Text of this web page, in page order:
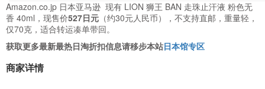
Amazon.co.jp 日本亚马逊 现有 LION 狮王 BAN 走珠止汗液 粉色无
香 40ml，现售价527日元 （约30元人民币），不支持直邮，重量轻，
仅70克，适合转运凑单带回。
获取更多最新最热日淘折扣信息请移步本站日本馆专区
商家详情